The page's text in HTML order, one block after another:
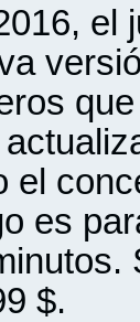
el
el
es
$.